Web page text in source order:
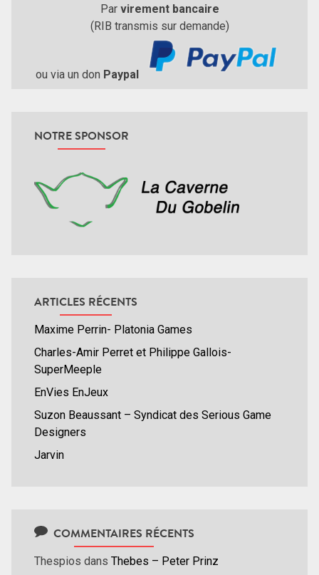
Par virement bancaire
(RIB transmis sur demande)
ou via un don Paypal
NOTRE SPONSOR
ARTICLES RÉCENTS
Maxime Perrin- Platonia Games
Charles-Amir Perret et Philippe Gallois-
SuperMeeple
EnVies EnJeux
Suzon Beaussant – Syndicat des Serious Game
Designers
Jarvin
COMMENTAIRES RÉCENTS
Thespios dans Thebes – Peter Prinz